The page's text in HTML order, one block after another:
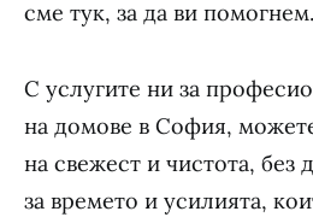
сме тук, за да ви помогнем.
С услугите ни за
на домове в София,
на свежест и чистота, без
за времето и усилията,